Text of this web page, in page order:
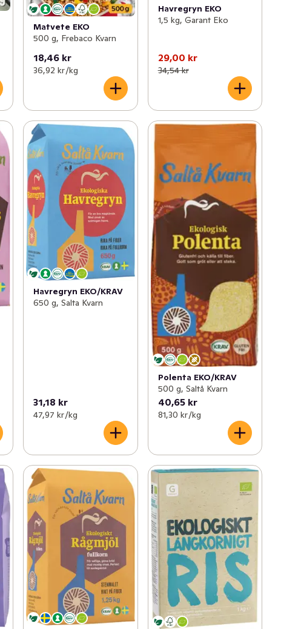
Matvete EKO
500 g, Frebaco Kvarn
18,46 kr
36,92 kr /kg
Havregryn EKO
1,5 kg, Garant Eko
29,00 kr
34,54 kr
Havregryn EKO/KRAV
650 g, Salta Kvarn
31,18 kr
47,97 kr /kg
Polenta EKO/KRAV
500 g, Saltå Kvarn
40,65 kr
81,30 kr /kg